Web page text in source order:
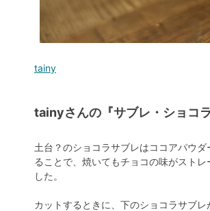
tainy
tainyさんの『サブレ・ショコ
土台？のショコラサブレはココアパウ
ることで、焼いてもチョコの味がスト
した。
カットするときに、下のショコラサブレ